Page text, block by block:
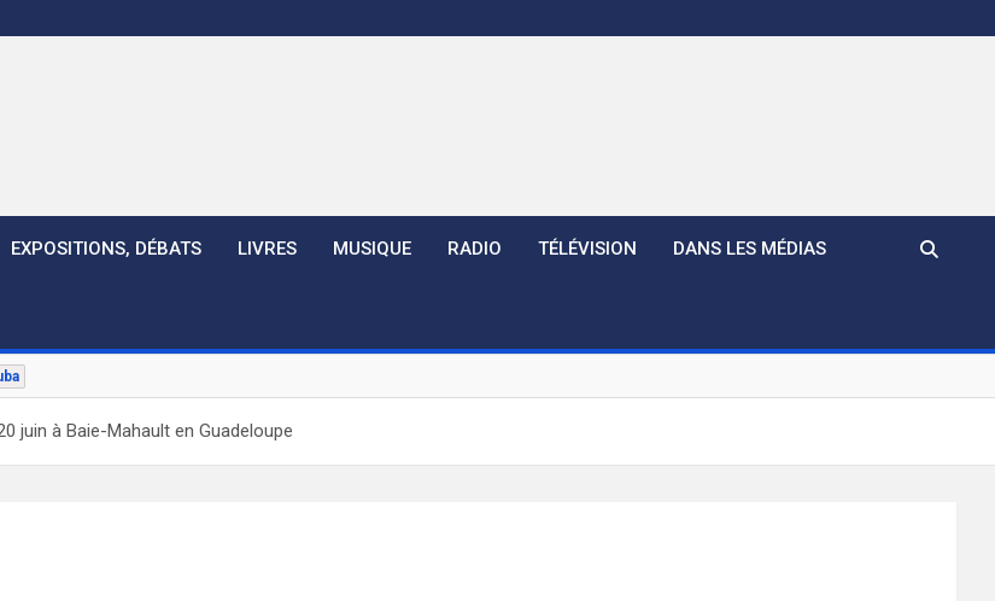
EXPOSITIONS, DÉBATS LIVRES MUSIQUE RADIO TÉLÉVISION DANS LES MÉDIAS
juin à Baie-Mahault en Guadeloupe